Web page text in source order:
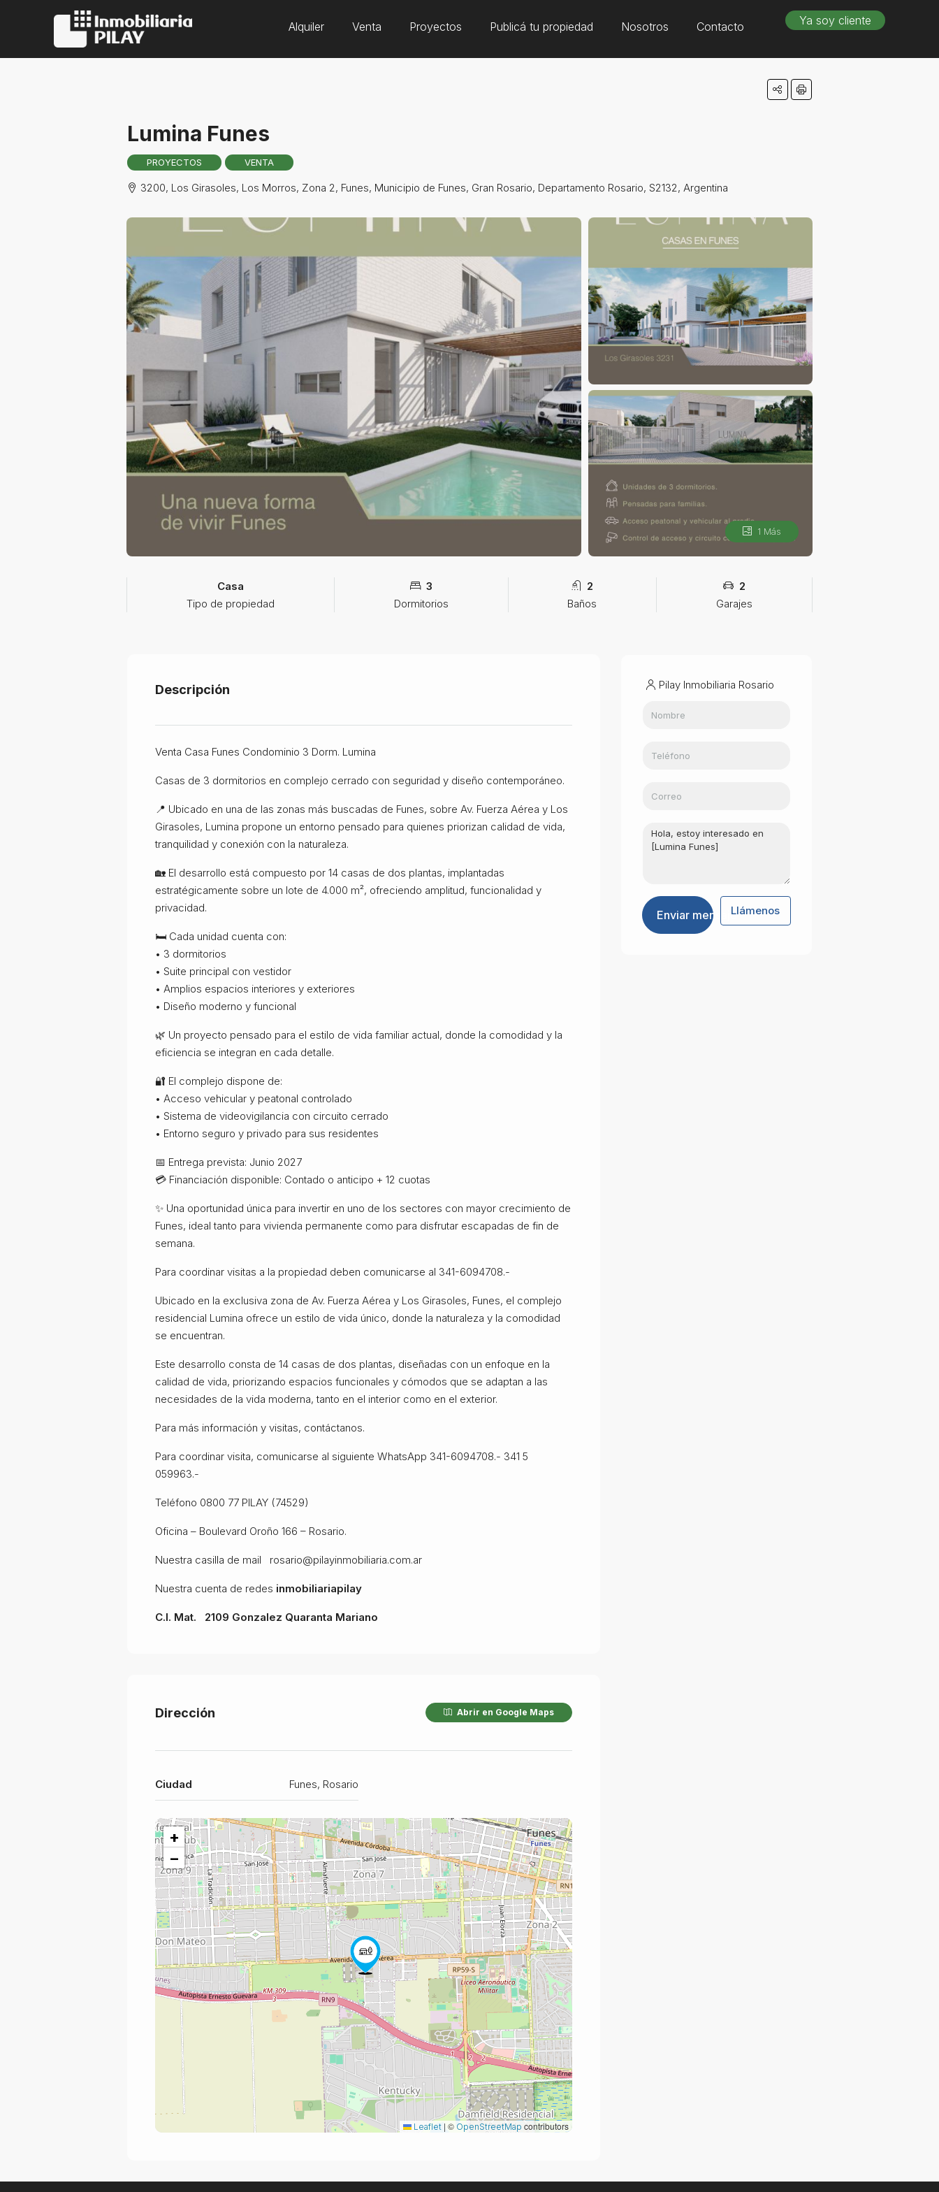
Alquiler Venta Proyectos Publicá tu propiedad Nosotros Contacto Ya soy cliente
Lumina Funes
PROYECTOS VENTA
3200, Los Girasoles, Los Morros, Zona 2, Funes, Municipio de Funes, Gran Rosario, Departamento Rosario, S2132, Argentina
1 Más
Casa
Tipo de propiedad
3
Dormitorios
2
Baños
2
Garajes
Descripción
Venta Casa Funes Condominio 3 Dorm. Lumina
Casas de 3 dormitorios en complejo cerrado con seguridad y diseño contemporáneo.
📍 Ubicado en una de las zonas más buscadas de Funes, sobre Av. Fuerza Aérea y Los
Girasoles, Lumina propone un entorno pensado para quienes priorizan calidad de vida,
tranquilidad y conexión con la naturaleza.
🏡 El desarrollo está compuesto por 14 casas de dos plantas, implantadas
estratégicamente sobre un lote de 4.000 m², ofreciendo amplitud, funcionalidad y
privacidad.
🛏️ Cada unidad cuenta con:
• 3 dormitorios
• Suite principal con vestidor
• Amplios espacios interiores y exteriores
• Diseño moderno y funcional
🌿 Un proyecto pensado para el estilo de vida familiar actual, donde la comodidad y la
eficiencia se integran en cada detalle.
🔐 El complejo dispone de:
• Acceso vehicular y peatonal controlado
• Sistema de videovigilancia con circuito cerrado
• Entorno seguro y privado para sus residentes
📅 Entrega prevista: Junio 2027
💳 Financiación disponible: Contado o anticipo + 12 cuotas
✨ Una oportunidad única para invertir en uno de los sectores con mayor crecimiento de
Funes, ideal tanto para vivienda permanente como para disfrutar escapadas de fin de
semana.
Para coordinar visitas a la propiedad deben comunicarse al 341-6094708.-
Ubicado en la exclusiva zona de Av. Fuerza Aérea y Los Girasoles, Funes, el complejo
residencial Lumina ofrece un estilo de vida único, donde la naturaleza y la comodidad
se encuentran.
Este desarrollo consta de 14 casas de dos plantas, diseñadas con un enfoque en la
calidad de vida, priorizando espacios funcionales y cómodos que se adaptan a las
necesidades de la vida moderna, tanto en el interior como en el exterior.
Para más información y visitas, contáctanos.
Para coordinar visita, comunicarse al siguiente WhatsApp 341-6094708.- 341 5
059963.-
Teléfono 0800 77 PILAY (74529)
Oficina – Boulevard Oroño 166 – Rosario.
Nuestra casilla de mail rosario@pilayinmobiliaria.com.ar
Nuestra cuenta de redes inmobiliariapilay
C.I. Mat. 2109 Gonzalez Quaranta Mariano
Dirección Abrir en Google Maps
Ciudad Funes, Rosario
+
−
Leaflet | © OpenStreetMap contributors
Pilay Inmobiliaria Rosario
Enviar mensajeLlámenos